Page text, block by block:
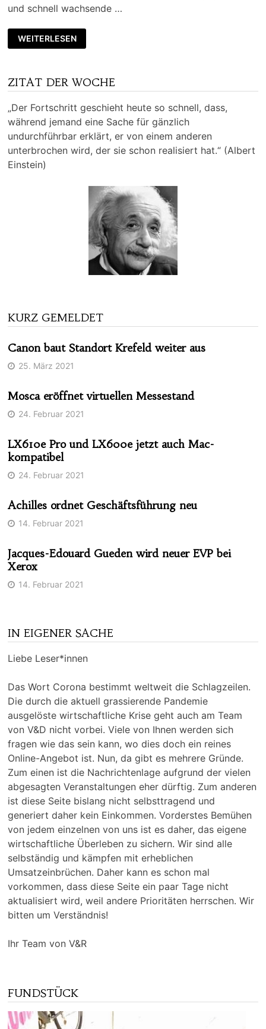
und schnell wachsende …
WEITERLESEN
ZITAT DER WOCHE
„Der Fortschritt geschieht heute so schnell, dass,
während jemand eine Sache für gänzlich
undurchführbar erklärt, er von einem anderen
unterbrochen wird, der sie schon realisiert hat.“ (Albert
Einstein)
KURZ GEMELDET
Canon baut Standort Krefeld weiter aus
25. März 2021
Mosca eröffnet virtuellen Messestand
24. Februar 2021
LX610e Pro und LX600e jetzt auch Mac-
kompatibel
24. Februar 2021
Achilles ordnet Geschäftsführung neu
14. Februar 2021
Jacques-Edouard Gueden wird neuer EVP bei
Xerox
14. Februar 2021
IN EIGENER SACHE
Liebe Leser*innen
Das Wort Corona bestimmt weltweit die Schlagzeilen.
Die durch die aktuell grassierende Pandemie
ausgelöste wirtschaftliche Krise geht auch am Team
von V&D nicht vorbei. Viele von Ihnen werden sich
fragen wie das sein kann, wo dies doch ein reines
Online-Angebot ist. Nun, da gibt es mehrere Gründe.
Zum einen ist die Nachrichtenlage aufgrund der vielen
abgesagten Veranstaltungen eher dürftig. Zum anderen
ist diese Seite bislang nicht selbsttragend und
generiert daher kein Einkommen. Vorderstes Bemühen
von jedem einzelnen von uns ist es daher, das eigene
wirtschaftliche Überleben zu sichern. Wir sind alle
selbständig und kämpfen mit erheblichen
Umsatzeinbrüchen. Daher kann es schon mal
vorkommen, dass diese Seite ein paar Tage nicht
aktualisiert wird, weil andere Prioritäten herrschen. Wir
bitten um Verständnis!
Ihr Team von V&R
FUNDSTÜCK